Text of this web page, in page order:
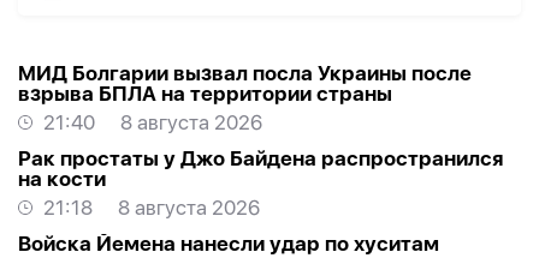
МИД Болгарии вызвал посла Украины после
взрыва БПЛА на территории страны
21:40
8 августа 2026
Рак простаты у Джо Байдена распространился
на кости
21:18
8 августа 2026
Войска Йемена нанесли удар по хуситам